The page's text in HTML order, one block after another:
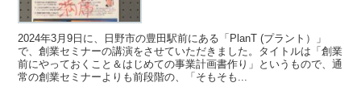
2024年3月9日に、日野市の豊田駅前にある「PlanT (プラント）」
で、創業セミナーの講演をさせていただきました。タイトルは「創業
前にやっておくこと＆はじめての事業計画書作り」というもので、通
常の創業セミナーよりも前段階の、「そもそも...